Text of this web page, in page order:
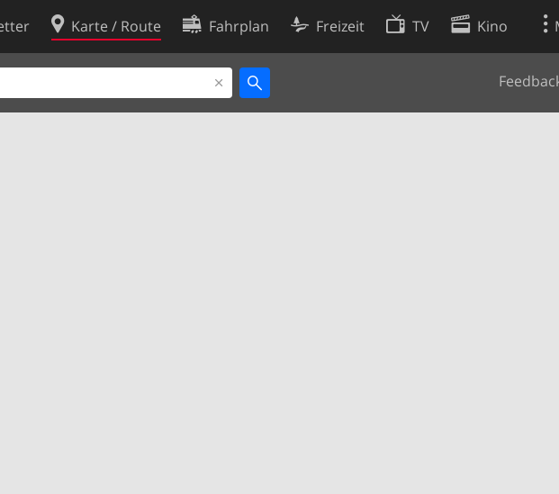
Karte / Route Fahrplan Freizeit TV Kino
Cookie-Richtlinie
Cookie-Einstellungen